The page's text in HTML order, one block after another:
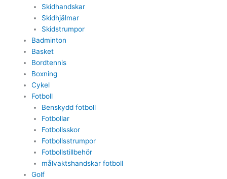
Skidhandskar
Skidhjälmar
Skidstrumpor
Badminton
Basket
Bordtennis
Boxning
Cykel
Fotboll
Benskydd fotboll
Fotbollar
Fotbollsskor
Fotbollsstrumpor
Fotbollstillbehör
målvaktshandskar fotboll
Golf